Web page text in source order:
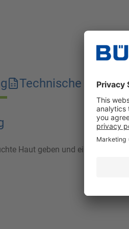
Technische
Haut geben und einreiben.